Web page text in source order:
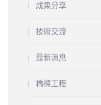
成果分享
技術交流
最新消息
橋樑工程